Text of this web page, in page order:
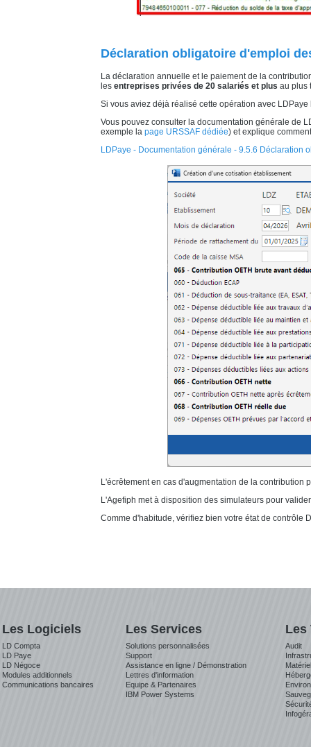
Déclaration obligatoire d'emploi
La déclaration annuelle et le paiement de la
les entreprises privées de 20 salariés et plus au plus
Si vous aviez déjà réalisé cette opération avec
Vous pouvez consulter la documentation générale de
exemple la page URSSAF dédiée) et explique
LDPaye - Documentation générale - 9.5.6 Déclaration
L'écrêtement en cas d'augmentation de la
L'Agefiph met à disposition des simulateurs pour
Comme d'habitude, vérifiez bien votre état de contrôle
Les Logiciels
LD Compta
LD Paye
LD Négoce
Modules additionnels
Communications bancaires
Les Services
Solutions personnalisées
Support
Assistance en ligne / Démonstration
Lettres d'information
Equipe & Partenaires
IBM Power Systems
Les
Audit